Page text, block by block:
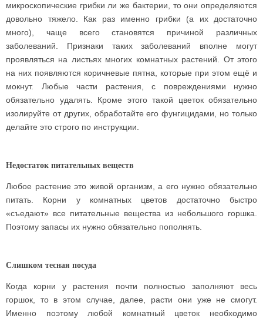
микроскопические грибки ли же бактерии, то они определяются
довольно тяжело. Как раз именно грибки (а их достаточно
много), чаще всего становятся причиной различных
заболеваний. Признаки таких заболеваний вполне могут
проявляться на листьях многих комнатных растений. От этого
на них появляются коричневые пятна, которые при этом ещё и
мокнут. Любые части растения, с повреждениями нужно
обязательно удалять. Кроме этого такой цветок обязательно
изолируйте от других, обработайте его фунгицидами, но только
делайте это строго по инструкции.
Недостаток питательных веществ
Любое растение это живой организм, а его нужно обязательно
питать. Корни у комнатных цветов достаточно быстро
«съедают» все питательные вещества из небольшого горшка.
Поэтому запасы их нужно обязательно пополнять.
Слишком тесная посуда
Когда корни у растения почти полностью заполняют весь
горшок, то в этом случае, далее, расти они уже не смогут.
Именно поэтому любой комнатный цветок необходимо